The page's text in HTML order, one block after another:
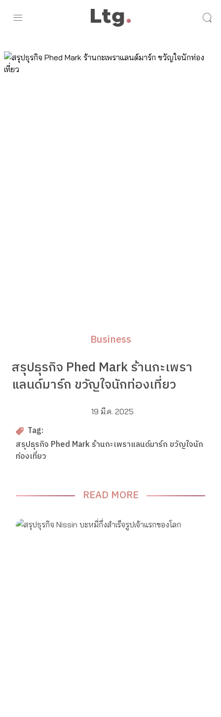
Business
สรุปธุรกิจ Phed Mark ร้านกะเพรา
แลนด์มาร์ก ขวัญใจนักท่องเที่ยว
19 มี.ค. 2025
Tag:
สรุปธุรกิจ Phed Mark ร้านกะเพราแลนด์มาร์ก ขวัญใจนัก
ท่องเที่ยว
READ MORE